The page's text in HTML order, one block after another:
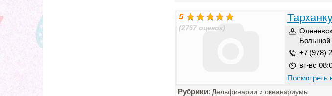
5
(2767 оценок)
Большой
+7 (978)
вт-вс
Посмотреть
Рубрики: Дельфинарии и океанариумы